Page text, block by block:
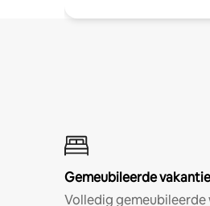
Gemeubileerde
Volledig